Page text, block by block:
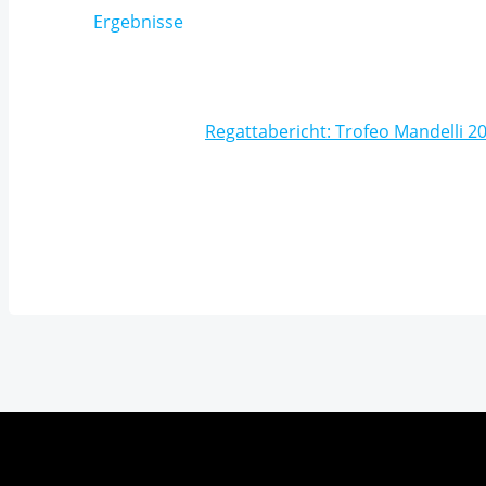
Ergebnisse